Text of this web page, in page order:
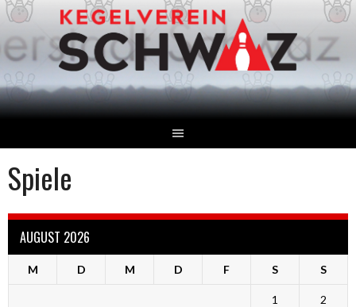
Springe
zum
Inhalt
Spiele
AUGUST 2026
M D M D F S S
1 2